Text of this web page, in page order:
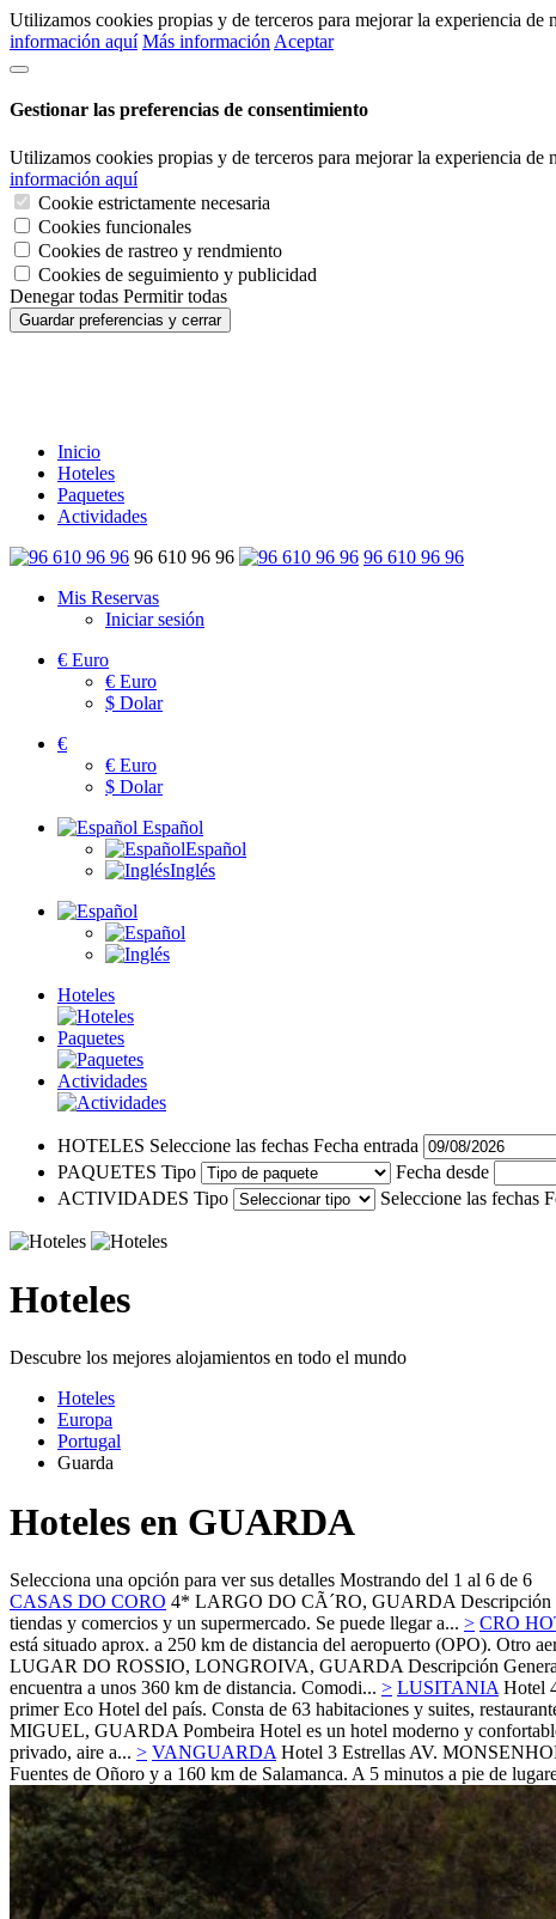
Utilizamos cookies propias y de terceros para mejorar la experiencia
información aquí Más información Aceptar
Gestionar las preferencias de consentimiento
Utilizamos cookies propias y de terceros para mejorar la experiencia
información aquí
Cookie estrictamente necesaria
Cookies funcionales
Cookies de rastreo y rendmiento
Cookies de seguimiento y publicidad
Denegar todas Permitir todas
Guardar preferencias y cerrar
Inicio
Hoteles
Paquetes
Actividades
96 610 96 96
96 610 96 96
Mis Reservas
Iniciar sesión
€ Euro
€ Euro
$ Dolar
€
€ Euro
$ Dolar
Español
Español
Inglés
Hoteles
Paquetes
Actividades
HOTELES Seleccione las fechas Fecha entrada
PAQUETES Tipo Fecha desde
ACTIVIDADES Tipo Seleccione las fechas
Hoteles
Descubre los mejores alojamientos en todo el mundo
Hoteles
Europa
Portugal
Guarda
Hoteles en GUARDA
Selecciona una opción para ver sus detalles Mostrando del 1 al 6 de 6
CASAS DO CORO 4* LARGO DO CÃ´RO, GUARDA Descripción
tiendas y comercios y un supermercado. Se puede llegar a... > CRO
está situado aprox. a 250 km de distancia del aeropuerto (OPO). Otro
LUGAR DO ROSSIO, LONGROIVA, GUARDA Descripción
encuentra a unos 360 km de distancia. Comodi... > LUSITANIA Hotel
primer Eco Hotel del país. Consta de 63 habitaciones y suites,
MIGUEL, GUARDA Pombeira Hotel es un hotel moderno y
privado, aire a... > VANGUARDA Hotel 3 Estrellas AV.
Fuentes de Oñoro y a 160 km de Salamanca. A 5 minutos a pie de